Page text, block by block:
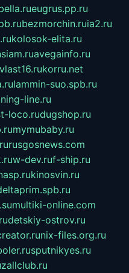
eugrus.pp.ru
bezmorchin.ruia2.ru
kolosok-elita.ru
avegainfo.ru
vlast16.rukorru.net
lammin-suo.spb.ru
line.ru
loco.rudugshop.ru
mymubaby.ru
rusgosnews.com
w-dev.ruf-ship.ru
kinosvin.ru
multiki-online.com
detskiy-ostrov.ru
nix-files.org.ru
sputnikyes.ru
zallclub.ru